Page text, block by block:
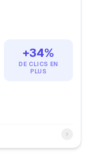
+34%
DE CLICS EN
PLUS